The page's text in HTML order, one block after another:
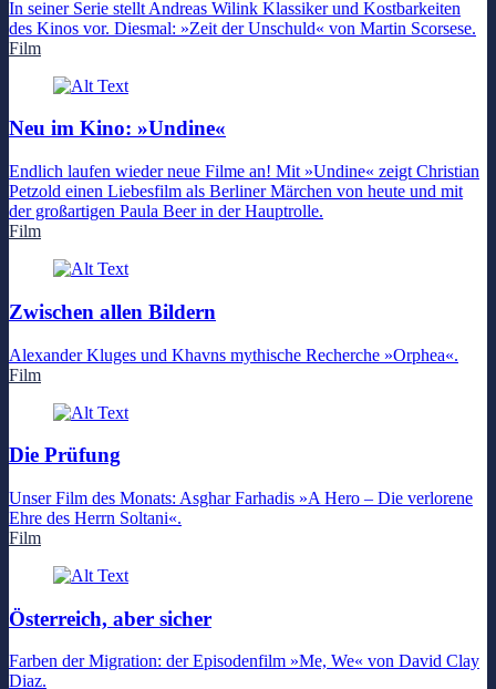
In seiner Serie stellt Andreas Wilink Klassiker und Kostbarkeiten
des Kinos vor. Diesmal: »Zeit der Unschuld« von Martin Scorsese.
Film
Neu im Kino: »Undine«
Endlich laufen wieder neue Filme an! Mit »Undine« zeigt Christian
Petzold einen Liebesfilm als Berliner Märchen von heute und mit
der großartigen Paula Beer in der Hauptrolle.
Film
Zwischen allen Bildern
Alexander Kluges und Khavns mythische Recherche »Orphea«.
Film
Die Prüfung
Unser Film des Monats: Asghar Farhadis »A Hero – Die verlorene
Ehre des Herrn Soltani«.
Film
Österreich, aber sicher
Farben der Migration: der Episodenfilm »Me, We« von David Clay
Diaz.